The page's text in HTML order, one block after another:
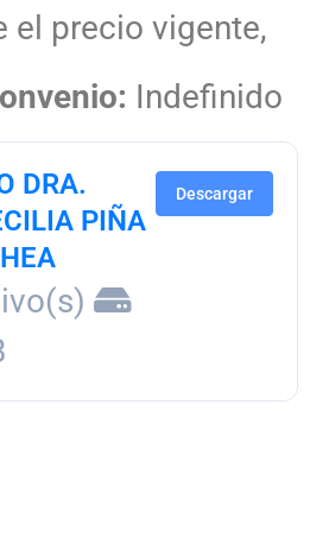
el precio vigente,
Indefinido
DRA.
PIÑA
Descargar